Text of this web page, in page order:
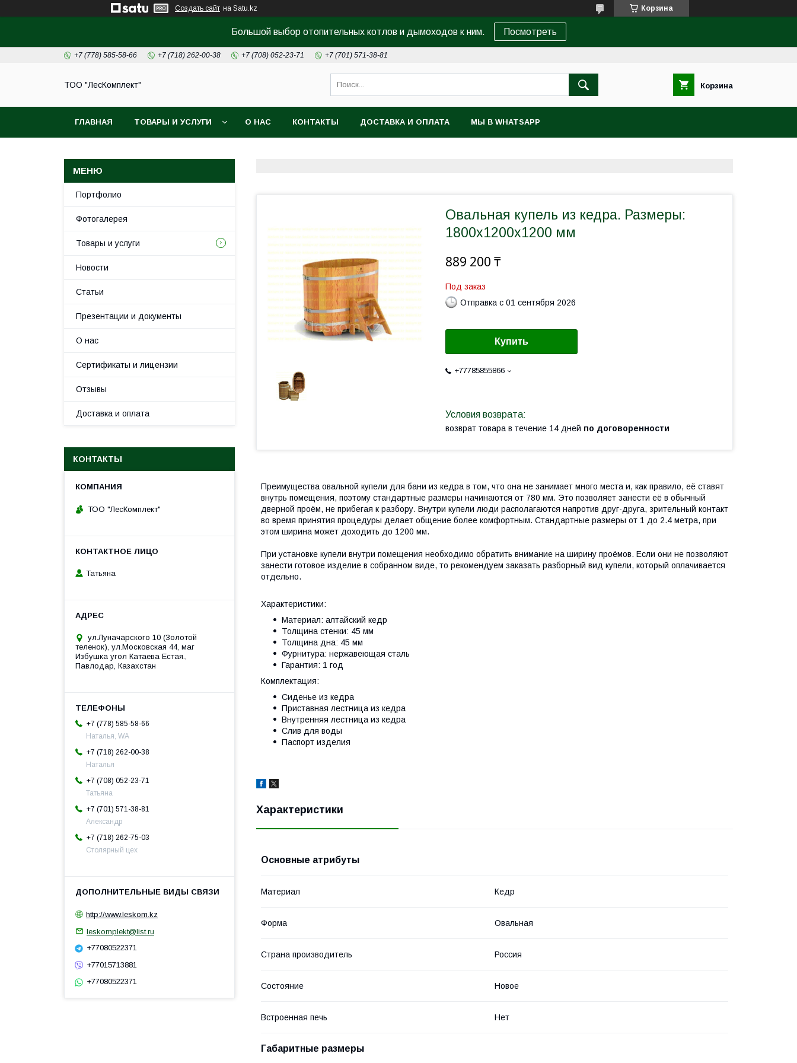
Создать сайт на Satu.kz Корзина
Большой выбор отопительных котлов и дымоходов к ним. Посмотреть
+7 (778) 585-58-66 +7 (718) 262-00-38 +7 (708) 052-23-71 +7 (701) 571-38-81
ТОО "ЛесКомплект" Корзина
ГЛАВНАЯ ТОВАРЫ И УСЛУГИ О НАС КОНТАКТЫ ДОСТАВКА И ОПЛАТА МЫ В WHATSAPP
Овальная купель из кедра. Размеры:
1800х1200х1200 мм
889 200 ₸
Под заказ
Отправка с 01 сентября 2026
Купить
+77785855866
возврат товара в течение 14 дней по договоренности
Преимущества овальной купели для бани из кедра в том, что она не занимает много места и, как правило, её ставят
внутрь помещения, поэтому стандартные размеры начинаются от 780 мм. Это позволяет занести её в обычный
дверной проём, не прибегая к разбору. Внутри купели люди располагаются напротив друг-друга, зрительный контакт
во время принятия процедуры делает общение более комфортным. Стандартные размеры от 1 до 2.4 метра, при
этом ширина может доходить до 1200 мм.
При установке купели внутри помещения необходимо обратить внимание на ширину проёмов. Если они не позволяют
занести готовое изделие в собранном виде, то рекомендуем заказать разборный вид купели, который оплачивается
отдельно.
Характеристики:
Материал: алтайский кедр
Толщина стенки: 45 мм
Толщина дна: 45 мм
Фурнитура: нержавеющая сталь
Гарантия: 1 год
Комплектация:
Сиденье из кедра
Приставная лестница из кедра
Внутренняя лестница из кедра
Слив для воды
Паспорт изделия
Характеристики
Основные атрибуты
Материал Кедр
Форма Овальная
Страна производитель Россия
Состояние Новое
Встроенная печь Нет
Габаритные размеры
Портфолио
Фотогалерея
Товары и услуги
Новости
Статьи
Презентации и документы
О нас
Сертификаты и лицензии
Отзывы
Доставка и оплата
КОНТАКТЫ
ТОО "ЛесКомплект"
Татьяна
ул.Луначарского 10 (Золотой
теленок), ул.Московская 44, маг
Избушка угол Катаева Естая.,
Павлодар, Казахстан
+7 (778) 585-58-66
Наталья, WA
+7 (718) 262-00-38
Наталья
+7 (708) 052-23-71
Татьяна
+7 (701) 571-38-81
Александр
+7 (718) 262-75-03
Столярный цех
http://www.leskom.kz
leskomplekt@list.ru
+77080522371
+77015713881
+77080522371